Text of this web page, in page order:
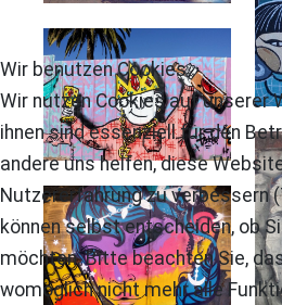
Wir benutzen Cookies
Wir nutzen Cookies auf unserer
ihnen sind essenziell für den
andere uns helfen, diese
Nutzererfahrung zu verbessern
können selbst entscheiden, ob
möchten. Bitte beachten Sie,
womöglich nicht mehr alle